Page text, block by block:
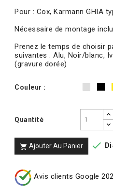
Pour : Cox, Karmann GHIA
Nécessaire de montage
Prenez le temps de choisir
suivantes : Alu, Noir/blanc,
(gravure dorée)
Couleur :
Quantité
 Ajouter Au Panier 
Avis clients Google